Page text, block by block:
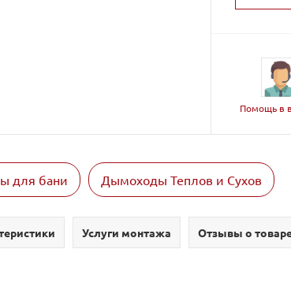
Помощь в
для бани Дымоходы Теплов и Сухов
Услуги монтажа Отзывы о